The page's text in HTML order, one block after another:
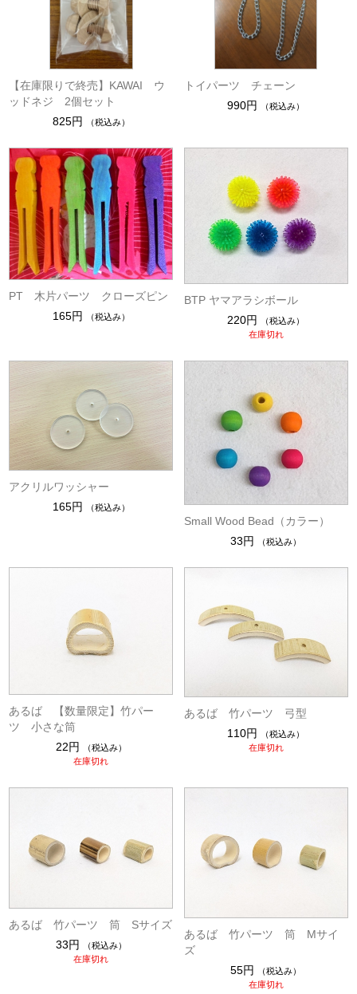
【在庫限りで終売】KAWAI ウ
ッドネジ 2個セット
825円
（税込み）
トイパーツ チェーン
990円
（税込み）
PT 木片パーツ クローズピン
165円
（税込み）
BTP ヤマアラシボール
220円
（税込み）
在庫切れ
アクリルワッシャー
165円
（税込み）
Small Wood Bead（カラー）
33円
（税込み）
あるば 【数量限定】竹パー
ツ 小さな筒
22円
（税込み）
在庫切れ
あるば 竹パーツ 弓型
110円
（税込み）
在庫切れ
あるば 竹パーツ 筒 Sサイズ
33円
（税込み）
在庫切れ
あるば 竹パーツ 筒 Mサイ
ズ
55円
（税込み）
在庫切れ